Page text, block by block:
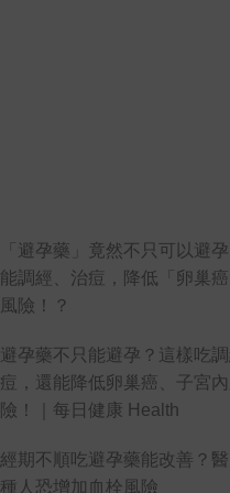
「避孕藥」竟然不只可以避
能調經、治痘，降低「卵巢
風險！？
避孕藥不只能避孕？這樣吃
痘，還能降低卵巢癌、子宮
險！｜每日健康 Health
經期不順吃避孕藥能改善？
種人恐增加血栓風險